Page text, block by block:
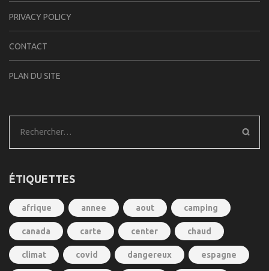
PRIVACY POLICY
CONTACT
PLAN DU SITE
Rechercher :
ÉTIQUETTES
afrique annee aout camping
canada carte center chaud
climat covid dangereux espagne